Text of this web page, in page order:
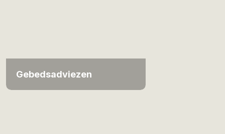
Gebedsadviezen